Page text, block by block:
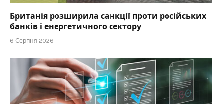
Британія розширила санкції проти російських
банків і енергетичного сектору
6 Серпня 2026